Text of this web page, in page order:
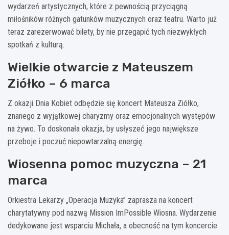
wydarzeń artystycznych, które z pewnością przyciągną
miłośników różnych gatunków muzycznych oraz teatru. Warto już
teraz zarezerwować bilety, by nie przegapić tych niezwykłych
spotkań z kulturą.
Wielkie otwarcie z Mateuszem
Ziółko – 6 marca
Z okazji Dnia Kobiet odbędzie się koncert Mateusza Ziółko,
znanego z wyjątkowej charyzmy oraz emocjonalnych występów
na żywo. To doskonała okazja, by usłyszeć jego największe
przeboje i poczuć niepowtarzalną energię.
Wiosenna pomoc muzyczna – 21
marca
Orkiestra Lekarzy „Operacja Muzyka” zaprasza na koncert
charytatywny pod nazwą Mission ImPossible Wiosna. Wydarzenie
dedykowane jest wsparciu Michała, a obecność na tym koncercie